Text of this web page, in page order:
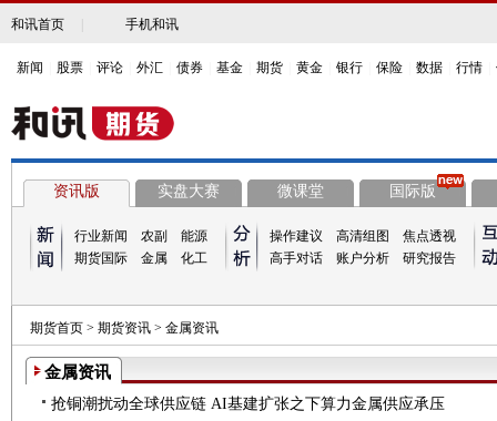
和讯首页 手机和讯
新闻 股票 评论 外汇 债券 基金 期货 黄金 银行 保险 数据 行情
资讯版 实盘大赛 微课堂 国际版
行业新闻 农副
能源
期货国际
金属 化工
操作建议 高清组图
焦点透视
高手对话
账户分析 研究报告
期货首页 > 期货资讯 > 金属资讯
金属资讯
抢铜潮扰动全球供应链 AI基建扩张之下算力金属供应承压